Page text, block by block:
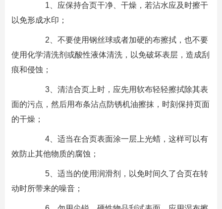
1、应保持合页干净、干燥，若沾水应及时擦干
以免形成水印；
2、不要使用钢丝球或者加硬的布擦拭，也不要
使用化学清洗剂或酸性液体清洗，以免破坏表层，造成刮
痕和侵蚀；
3、清洁合页上时，应先用软布轻轻擦拭除其表
面的污点，然后用布条沾点防锈机油擦抹，时刻保持页面
的干燥；
4、适当在合页表面涂一层上光蜡，这样可以有
效防止其他物质的腐蚀；
5、适当的使用润滑剂，以免时间久了合页在转
动时所带来的噪音；